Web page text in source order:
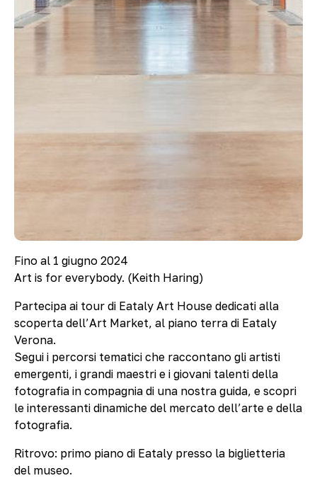
Fino al 1 giugno 2024
Art is for everybody. (Keith Haring)
Partecipa ai tour di Eataly Art House dedicati alla
scoperta dell’Art Market, al piano terra di Eataly
Verona.
Segui i percorsi tematici che raccontano gli artisti
emergenti, i grandi maestri e i giovani talenti della
fotografia in compagnia di una nostra guida, e scopri
le interessanti dinamiche del mercato dell’arte e della
fotografia.
Ritrovo: primo piano di Eataly presso la biglietteria
del museo.